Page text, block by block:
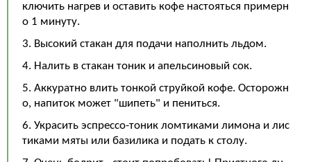
ключить нагрев и оставить кофе настояться примерн
о 1 минуту.
3. Высокий стакан для подачи наполнить льдом.
4. Налить в стакан тоник и апельсиновый сок.
5. Аккуратно влить тонкой струйкой кофе. Осторожн
о, напиток может "шипеть" и пениться.
6. Украсить эспрессо-тоник ломтиками лимона и лис
тиками мяты или базилика и подать к столу.